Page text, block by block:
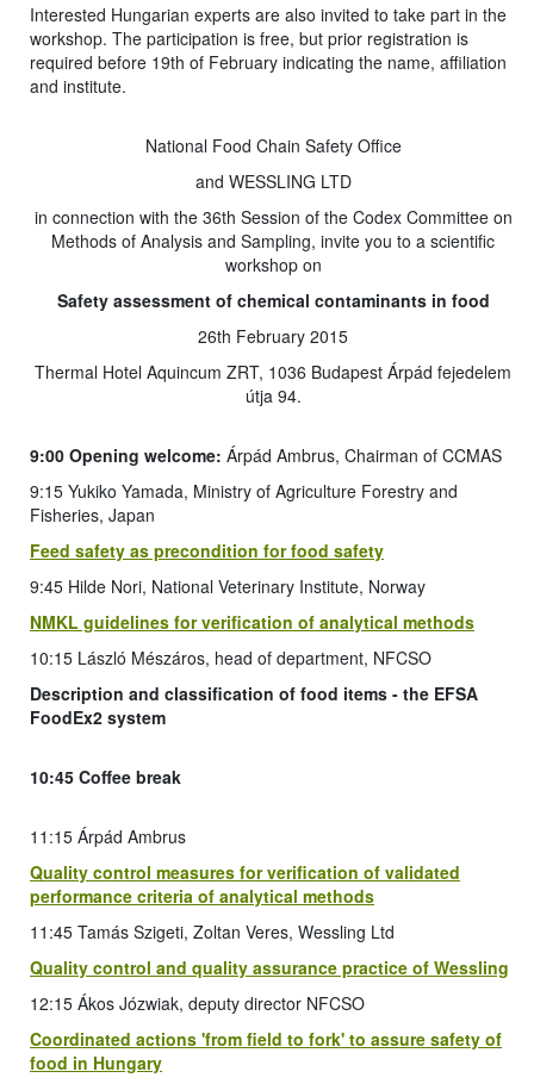
Interested Hungarian experts are also invited to take part in the
workshop. The participation is free, but prior registration is
required before 19th of February indicating the name, affiliation
and institute.
National Food Chain Safety Office
and WESSLING LTD
in connection with the 36th Session of the Codex Committee on
Methods of Analysis and Sampling, invite you to a scientific
workshop on
Safety assessment of chemical contaminants in food
26th February 2015
Thermal Hotel Aquincum ZRT, 1036 Budapest Árpád fejedelem
útja 94.
9:00 Opening welcome: Árpád Ambrus, Chairman of CCMAS
9:15 Yukiko Yamada, Ministry of Agriculture Forestry and
Fisheries, Japan
Feed safety as precondition for food safety
9:45 Hilde Nori, National Veterinary Institute, Norway
NMKL guidelines for verification of analytical methods
10:15 László Mészáros, head of department, NFCSO
Description and classification of food items - the EFSA
FoodEx2 system
10:45 Coffee break
11:15 Árpád Ambrus
Quality control measures for verification of validated
performance criteria of analytical methods
11:45 Tamás Szigeti, Zoltan Veres, Wessling Ltd
Quality control and quality assurance practice of Wessling
12:15 Ákos Józwiak, deputy director NFCSO
Coordinated actions 'from field to fork' to assure safety of
food in Hungary